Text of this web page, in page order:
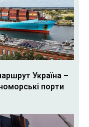
Україна –
порти